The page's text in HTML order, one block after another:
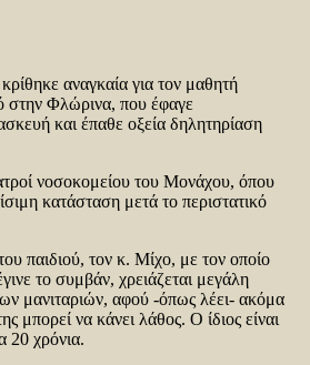
αναγκαία για τον μαθητή
στην Φλώρινα, που έφαγε
και έπαθε οξεία δηλητηρίαση
νοσοκομείου του Μονάχου, όπου
κατάσταση μετά το περιστατικό
παιδιού, τον κ. Μίχο, με τον οποίο
το συμβάν, χρειάζεται μεγάλη
μανιταριών, αφού -όπως λέει- ακόμα
μπορεί να κάνει λάθος. Ο ίδιος είναι
20 χρόνια.